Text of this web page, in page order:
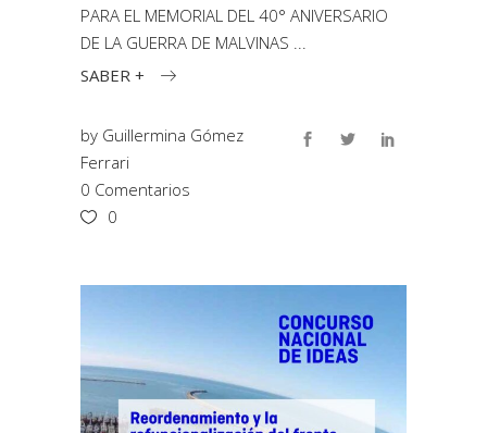
PARA EL MEMORIAL DEL 40° ANIVERSARIO
DE LA GUERRA DE MALVINAS
SABER +
by Guillermina Gómez
Ferrari
0 Comentarios
0